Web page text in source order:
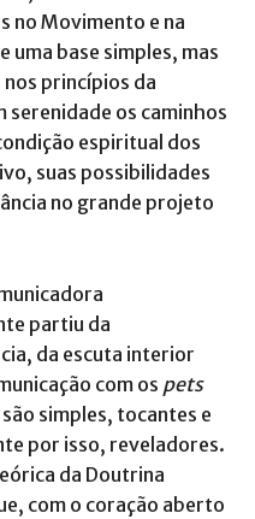
no Movimento e na
uma base simples, mas
princípios da
serenidade os caminhos
espiritual dos
suas possibilidades
no grande projeto
partiu da
da escuta interior
com os pets
simples, tocantes e
por isso, reveladores.
da Doutrina
com o coração aberto